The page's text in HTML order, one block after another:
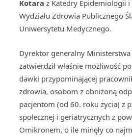
Kotara z Katedry Epidemiologii
Wydziału Zdrowia Publicznego
Uniwersytetu Medycznego.
Dyrektor generalny
zatwierdził właśnie możliwość
dawki przypominającej
zdrowia, osobom z obniżoną
pacjentom (od 60. roku życia) z
społecznej i geriatrycznych z
Omikronem, o ile minęły co